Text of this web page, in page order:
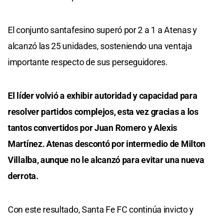
El conjunto santafesino superó por 2 a 1 a Atenas y
alcanzó las 25 unidades, sosteniendo una ventaja
importante respecto de sus perseguidores.
El líder volvió a exhibir autoridad y capacidad para
resolver partidos complejos, esta vez gracias a los
tantos convertidos por Juan Romero y Alexis
Martínez. Atenas descontó por intermedio de Milton
Villalba, aunque no le alcanzó para evitar una nueva
derrota.
Con este resultado, Santa Fe FC continúa invicto y